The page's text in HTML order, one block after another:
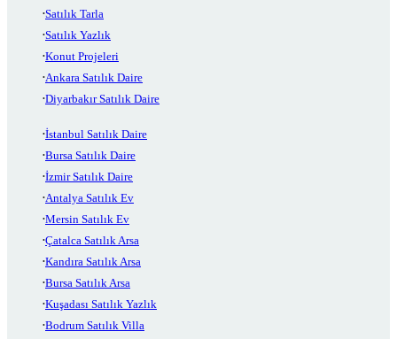
Satılık Tarla
Satılık Yazlık
Konut Projeleri
Ankara Satılık Daire
Diyarbakır Satılık Daire
İstanbul Satılık Daire
Bursa Satılık Daire
İzmir Satılık Daire
Antalya Satılık Ev
Mersin Satılık Ev
Çatalca Satılık Arsa
Kandıra Satılık Arsa
Bursa Satılık Arsa
Kuşadası Satılık Yazlık
Bodrum Satılık Villa